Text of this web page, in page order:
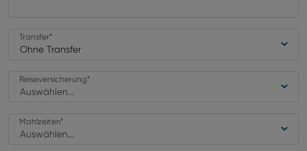
Ohne Transfer
Transfer*
Auswählen...
Reiseversicherung*
Auswählen...
Mahlzeiten*